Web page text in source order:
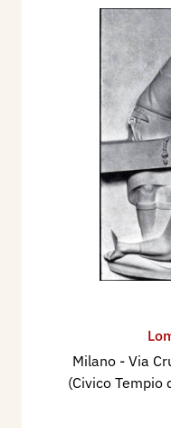
Milano - Via
(Civico Tempio